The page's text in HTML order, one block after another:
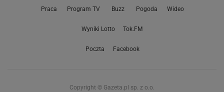
Praca Program TV Buzz Pogoda Wideo
Wyniki Lotto Tok.FM
Poczta Facebook
Copyright © Gazeta.pl sp. z o.o.